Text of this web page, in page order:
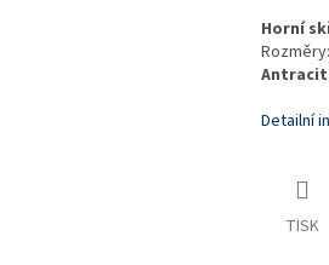
Horní
Antracit
Detailní
TISK